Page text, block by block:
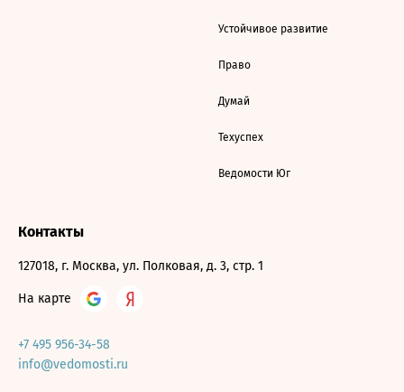
Устойчивое развитие
Право
Думай
Техуспех
Ведомости Юг
Контакты
127018, г. Москва, ул. Полковая, д. 3, стр. 1
На карте
+7 495 956-34-58
info@vedomosti.ru